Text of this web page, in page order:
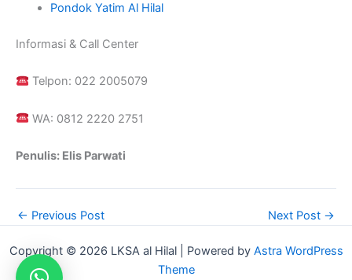
Pondok Yatim Al Hilal
Informasi & Call Center
Telpon: 022 2005079
WA: 0812 2220 2751
Penulis: Elis Parwati
← Previous Post Next Post →
Copyright © 2026 LKSA al Hilal | Powered by Astra WordPress
Theme